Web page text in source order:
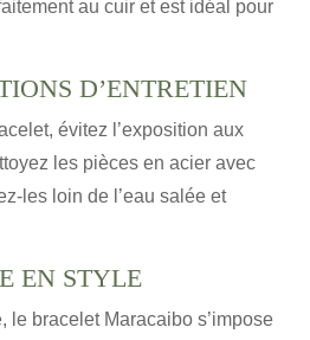
au cuir et est idéal pour
D’ENTRETIEN
évitez l’exposition aux
les pièces en acier avec
les loin de l’eau salée et
EN STYLE
le bracelet Maracaibo s’impose